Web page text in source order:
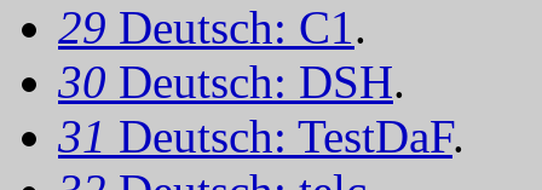
29 Deutsch: C1.
30 Deutsch: DSH.
31 Deutsch: TestDaF.